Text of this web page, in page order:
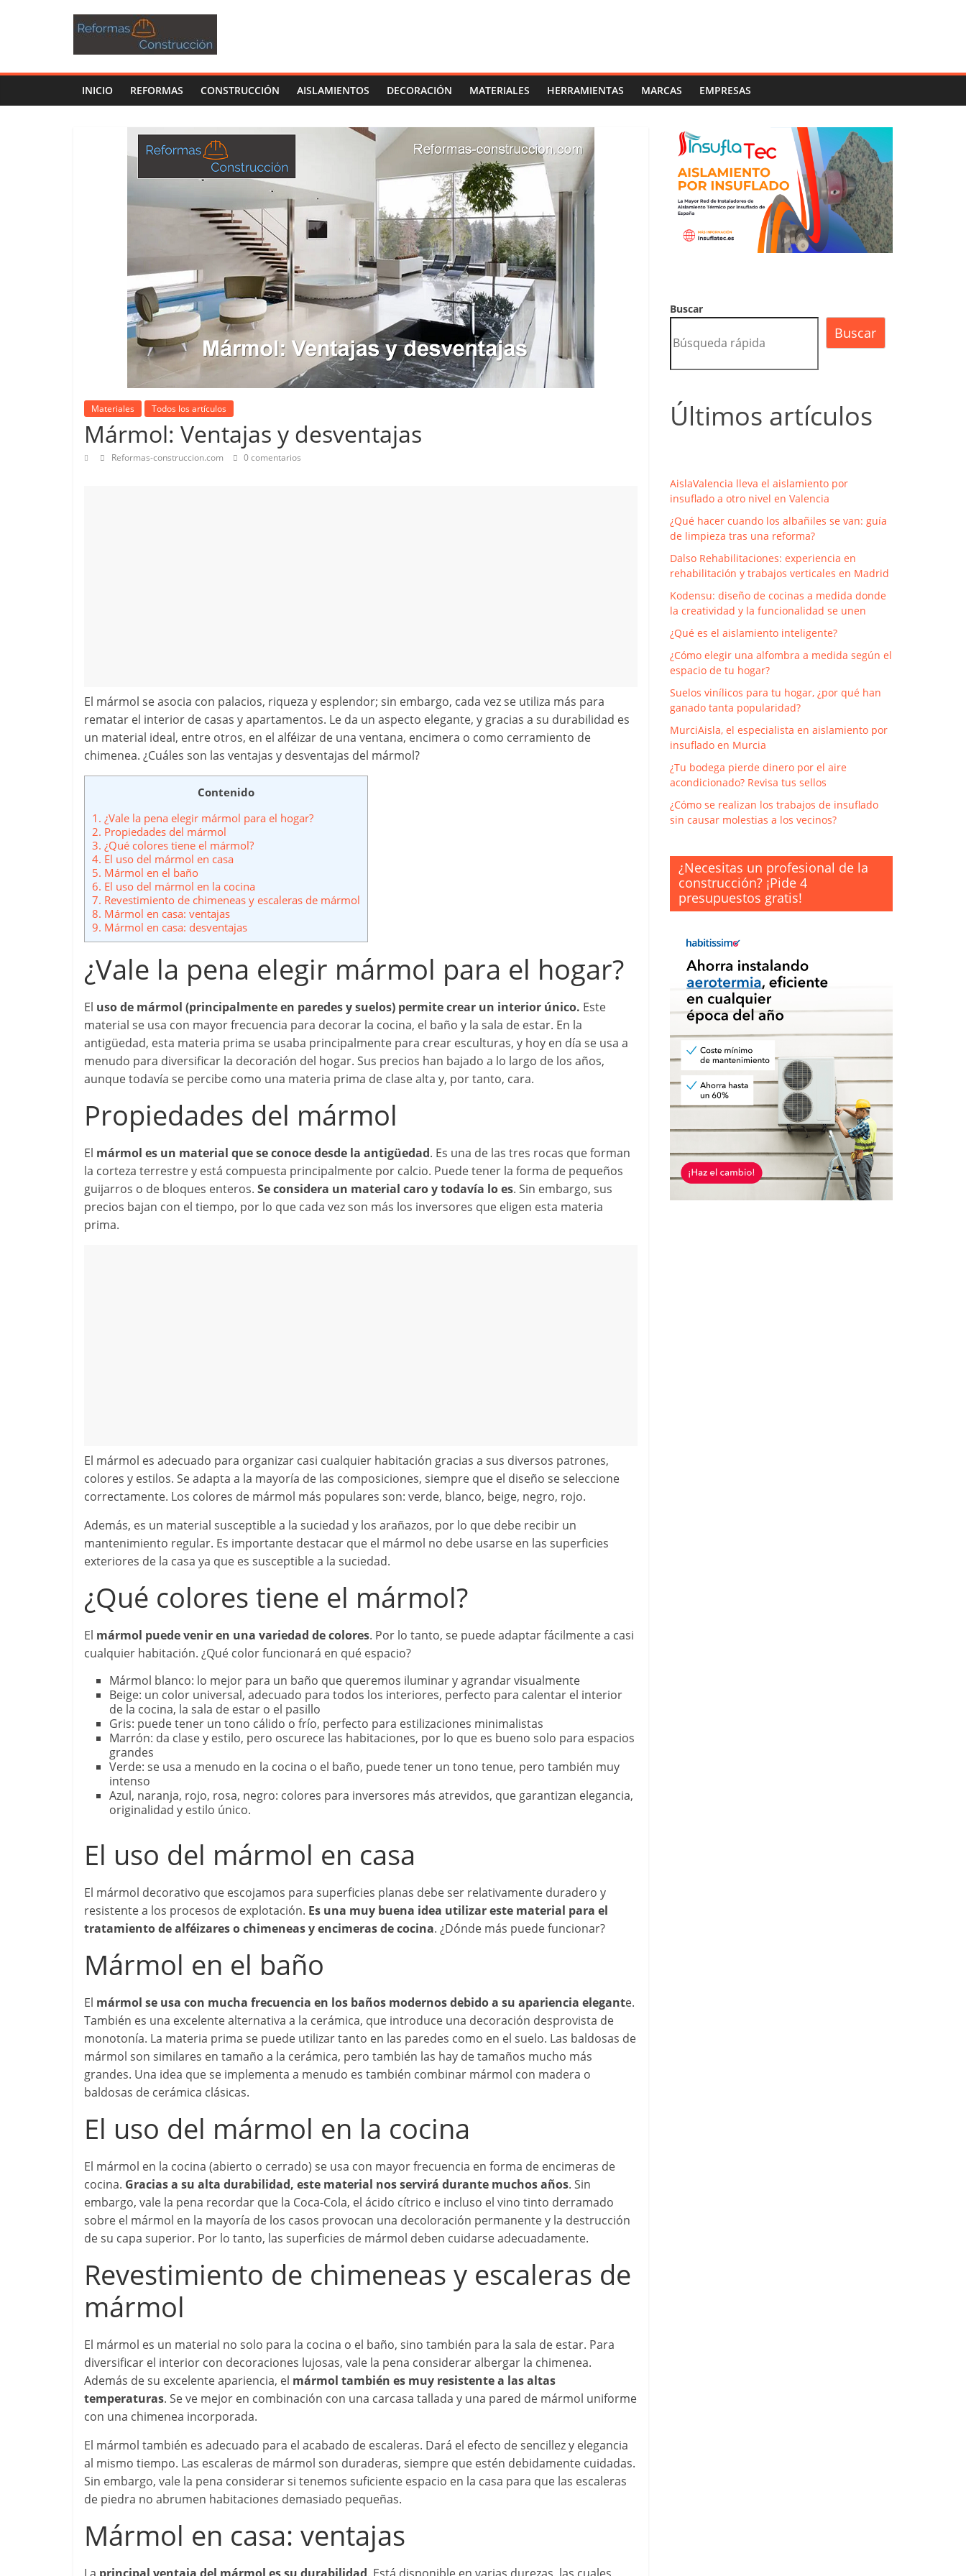
INICIO REFORMAS CONSTRUCCIÓN AISLAMIENTOS DECORACIÓN MATERIALES HERRAMIENTAS MARCAS EMPRESAS
Materiales Todos los artículos
Mármol: Ventajas y desventajas
Reformas-construccion.com 0 comentarios
El mármol se asocia con palacios, riqueza y esplendor; sin embargo, cada vez se utiliza más para
rematar el interior de casas y apartamentos. Le da un aspecto elegante, y gracias a su durabilidad es
un material ideal, entre otros, en el alféizar de una ventana, encimera o como cerramiento de
chimenea. ¿Cuáles son las ventajas y desventajas del mármol?
Contenido
1. ¿Vale la pena elegir mármol para el hogar?
2. Propiedades del mármol
3. ¿Qué colores tiene el mármol?
4. El uso del mármol en casa
5. Mármol en el baño
6. El uso del mármol en la cocina
7. Revestimiento de chimeneas y escaleras de mármol
8. Mármol en casa: ventajas
9. Mármol en casa: desventajas
¿Vale la pena elegir mármol para el hogar?
El uso de mármol (principalmente en paredes y suelos) permite crear un interior único. Este
material se usa con mayor frecuencia para decorar la cocina, el baño y la sala de estar. En la
antigüedad, esta materia prima se usaba principalmente para crear esculturas, y hoy en día se usa a
menudo para diversificar la decoración del hogar. Sus precios han bajado a lo largo de los años,
aunque todavía se percibe como una materia prima de clase alta y, por tanto, cara.
Propiedades del mármol
El mármol es un material que se conoce desde la antigüedad. Es una de las tres rocas que forman
la corteza terrestre y está compuesta principalmente por calcio. Puede tener la forma de pequeños
guijarros o de bloques enteros. Se considera un material caro y todavía lo es. Sin embargo, sus
precios bajan con el tiempo, por lo que cada vez son más los inversores que eligen esta materia
prima.
El mármol es adecuado para organizar casi cualquier habitación gracias a sus diversos patrones,
colores y estilos. Se adapta a la mayoría de las composiciones, siempre que el diseño se seleccione
correctamente. Los colores de mármol más populares son: verde, blanco, beige, negro, rojo.
Además, es un material susceptible a la suciedad y los arañazos, por lo que debe recibir un
mantenimiento regular. Es importante destacar que el mármol no debe usarse en las superficies
exteriores de la casa ya que es susceptible a la suciedad.
¿Qué colores tiene el mármol?
El mármol puede venir en una variedad de colores. Por lo tanto, se puede adaptar fácilmente a casi
cualquier habitación. ¿Qué color funcionará en qué espacio?
Mármol blanco: lo mejor para un baño que queremos iluminar y agrandar visualmente
Beige: un color universal, adecuado para todos los interiores, perfecto para calentar el interior
de la cocina, la sala de estar o el pasillo
Gris: puede tener un tono cálido o frío, perfecto para estilizaciones minimalistas
Marrón: da clase y estilo, pero oscurece las habitaciones, por lo que es bueno solo para espacios
grandes
Verde: se usa a menudo en la cocina o el baño, puede tener un tono tenue, pero también muy
intenso
Azul, naranja, rojo, rosa, negro: colores para inversores más atrevidos, que garantizan elegancia,
originalidad y estilo único.
El uso del mármol en casa
El mármol decorativo que escojamos para superficies planas debe ser relativamente duradero y
resistente a los procesos de explotación. Es una muy buena idea utilizar este material para el
tratamiento de alféizares o chimeneas y encimeras de cocina. ¿Dónde más puede funcionar?
Mármol en el baño
El mármol se usa con mucha frecuencia en los baños modernos debido a su apariencia elegante.
También es una excelente alternativa a la cerámica, que introduce una decoración desprovista de
monotonía. La materia prima se puede utilizar tanto en las paredes como en el suelo. Las baldosas de
mármol son similares en tamaño a la cerámica, pero también las hay de tamaños mucho más
grandes. Una idea que se implementa a menudo es también combinar mármol con madera o
baldosas de cerámica clásicas.
El uso del mármol en la cocina
El mármol en la cocina (abierto o cerrado) se usa con mayor frecuencia en forma de encimeras de
cocina. Gracias a su alta durabilidad, este material nos servirá durante muchos años. Sin
embargo, vale la pena recordar que la Coca-Cola, el ácido cítrico e incluso el vino tinto derramado
sobre el mármol en la mayoría de los casos provocan una decoloración permanente y la destrucción
de su capa superior. Por lo tanto, las superficies de mármol deben cuidarse adecuadamente.
Revestimiento de chimeneas y escaleras de
mármol
El mármol es un material no solo para la cocina o el baño, sino también para la sala de estar. Para
diversificar el interior con decoraciones lujosas, vale la pena considerar albergar la chimenea.
Además de su excelente apariencia, el mármol también es muy resistente a las altas
temperaturas. Se ve mejor en combinación con una carcasa tallada y una pared de mármol uniforme
con una chimenea incorporada.
El mármol también es adecuado para el acabado de escaleras. Dará el efecto de sencillez y elegancia
al mismo tiempo. Las escaleras de mármol son duraderas, siempre que estén debidamente cuidadas.
Sin embargo, vale la pena considerar si tenemos suficiente espacio en la casa para que las escaleras
de piedra no abrumen habitaciones demasiado pequeñas.
Mármol en casa: ventajas
Buscar
Buscar
Últimos artículos
AislaValencia lleva el aislamiento por
insuflado a otro nivel en Valencia
¿Qué hacer cuando los albañiles se van: guía
de limpieza tras una reforma?
Dalso Rehabilitaciones: experiencia en
rehabilitación y trabajos verticales en Madrid
Kodensu: diseño de cocinas a medida donde
la creatividad y la funcionalidad se unen
¿Qué es el aislamiento inteligente?
¿Cómo elegir una alfombra a medida según el
espacio de tu hogar?
Suelos vinílicos para tu hogar, ¿por qué han
ganado tanta popularidad?
MurciAisla, el especialista en aislamiento por
insuflado en Murcia
¿Tu bodega pierde dinero por el aire
acondicionado? Revisa tus sellos
¿Cómo se realizan los trabajos de insuflado
sin causar molestias a los vecinos?
¿Necesitas un profesional de la
construcción? ¡Pide 4
presupuestos gratis!